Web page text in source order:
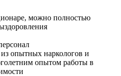
можно полностью
опытных наркологов и
опытом работы в